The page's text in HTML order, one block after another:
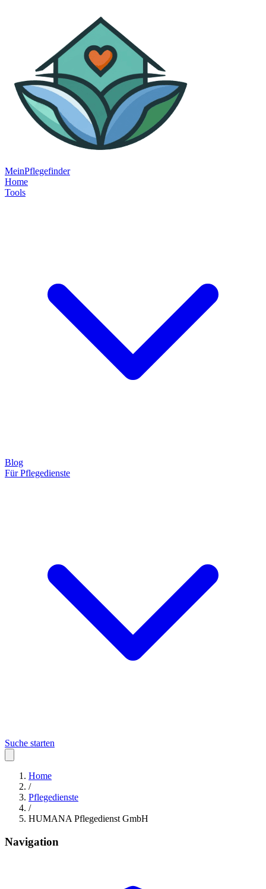
MeinPflegefinder
Home
Tools
Blog
Für Pflegedienste
Suche starten
Home
/
Pflegedienste
/
HUMANA Pflegedienst GmbH
Navigation